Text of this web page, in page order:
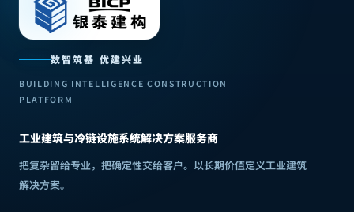
数智筑基 优建兴业
BUILDING INTELLIGENCE CONSTRUCTION
PLATFORM
工业建筑与冷链设施系统解决方案服务商
把复杂留给专业，把确定性交给客户。 以长期价值定义工业建筑
解决方案。